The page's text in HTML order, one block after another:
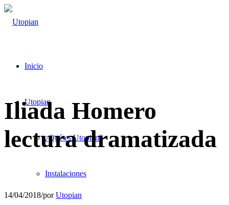
Inicio
Utopian
¿Qué es Utopian?
Instalaciones
Iliada Homero
lectura dramatizada
14/04/2018/porUtopian